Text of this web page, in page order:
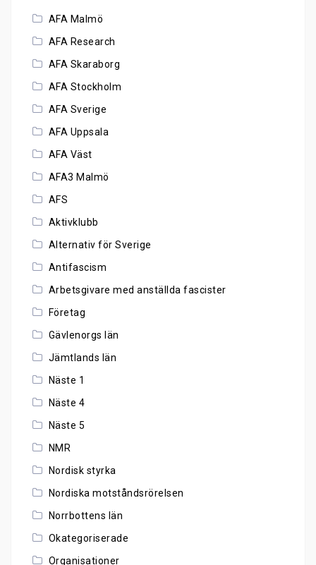
AFA Malmö
AFA Research
AFA Skaraborg
AFA Stockholm
AFA Sverige
AFA Uppsala
AFA Väst
AFA3 Malmö
AFS
Aktivklubb
Alternativ för Sverige
Antifascism
Arbetsgivare med anställda fascister
Företag
Gävlenorgs län
Jämtlands län
Näste 1
Näste 4
Näste 5
NMR
Nordisk styrka
Nordiska motståndsrörelsen
Norrbottens län
Okategoriserade
Organisationer